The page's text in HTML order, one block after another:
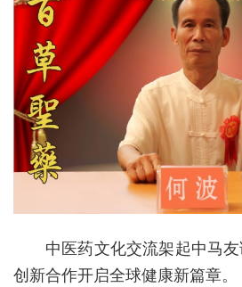
中医药文化交流架起中马
创新合作开启全球健康新篇章。